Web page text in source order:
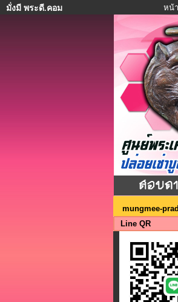
มั่งมี พระดี.คอม หน้
mungmee-
Line QR